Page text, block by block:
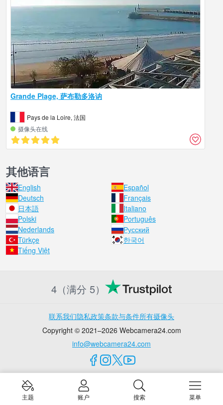
Grande Plage, 萨布勒多洛讷
Pays de la Loire, 法国
摄像头在线
其他语言
English
Español
Deutsch
Français
日本語
Italiano
Polski
Português
Nederlands
Русский
Türkçe
한국어
Tiếng Việt
4（满分 5）
联系我们隐私政策条款与条件所有摄像头
Copyright © 2021–2026 Webcamera24.com
info@webcamera24.com
主题 账户 搜索 菜单